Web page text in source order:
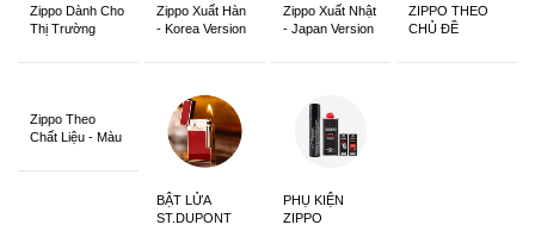
Zippo Dành Cho
Thị Trường
Zippo Xuất Hàn
- Korea Version
Zippo Xuất Nhật
- Japan Version
ZIPPO THEO
CHỦ ĐỀ
Zippo Theo
Chất Liệu - Màu
BẬT LỬA
ST.DUPONT
PHỤ KIỆN
ZIPPO